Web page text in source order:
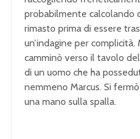
probabilmente calcolando
rimasto prima di essere
un’indagine per
camminò verso il tavolo
di un uomo che ha
nemmeno Marcus. Si
una mano sulla spalla.